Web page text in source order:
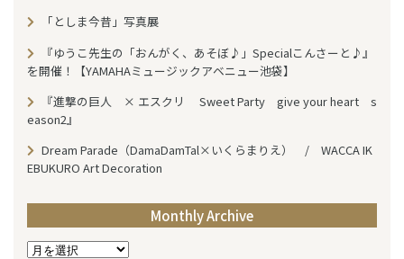
「としま今昔」写真展
『ゆうこ先生の「おんがく、あそぼ♪」Specialこんさーと♪』
を開催！【YAMAHAミュージックアベニュー池袋】
『進撃の巨人 × エスクリ Sweet Party give your heart s
eason2』
Dream Parade（DamaDamTal×いくらまりえ） / WACCA IK
EBUKURO Art Decoration
Monthly Archive
M